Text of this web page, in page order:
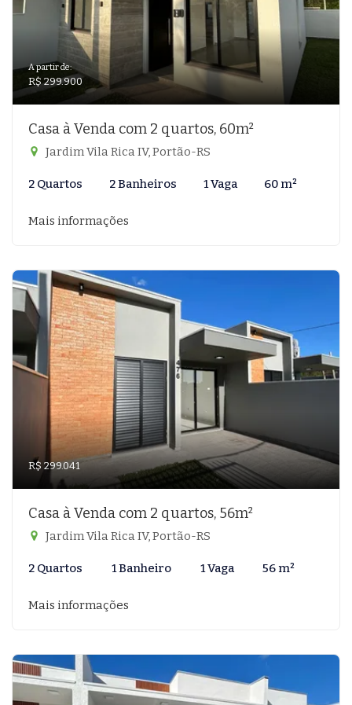
A partir de:
R$ 299.900
Casa à Venda com 2 quartos, 60m²
Jardim Vila Rica IV, Portão-RS
2 Quartos 2 Banheiros 1 Vaga 60 m²
Mais informações
R$ 299.041
Casa à Venda com 2 quartos, 56m²
Jardim Vila Rica IV, Portão-RS
2 Quartos 1 Banheiro 1 Vaga 56 m²
Mais informações